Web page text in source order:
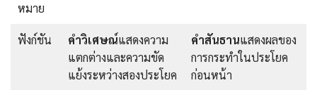
หมาย
ฟังก์ชัน คำวิเศษณ์แสดงความ
แตกต่างและความขัด
แย้งระหว่างสองประโยค
คำสันธานแสดงผลของ
การกระทำในประโยค
ก่อนหน้า